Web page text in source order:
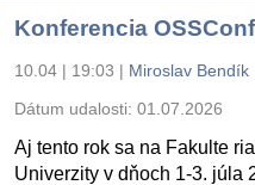
Konferencia
10.04 | 19:03 | Miroslav Bendík
Dátum udalosti: 01.07.2026
Aj tento rok sa na Fakulte
Univerzity v dňoch 1-3. júla